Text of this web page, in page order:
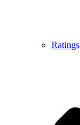
Ratings